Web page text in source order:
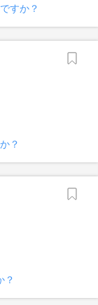
すか？
？
？